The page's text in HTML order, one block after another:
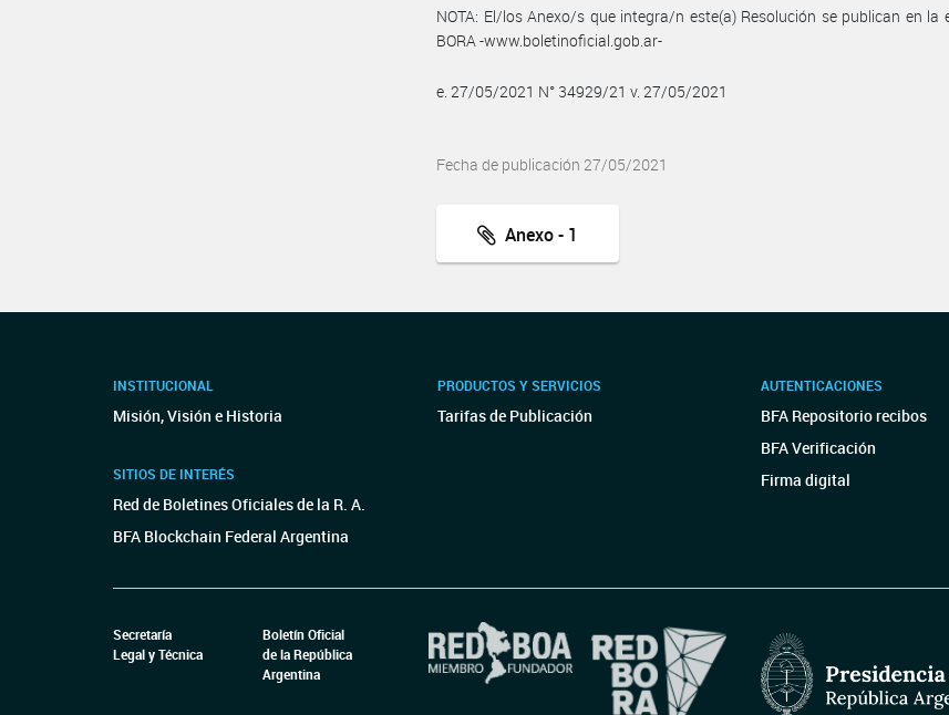
NOTA: El/los Anexo/s que integra/n este(a) Resolución se publican en la
BORA -www.boletinoficial.gob.ar-
e. 27/05/2021 N° 34929/21 v. 27/05/2021
Fecha de publicación 27/05/2021
Anexo - 1
INSTITUCIONAL
Misión, Visión e Historia
SITIOS DE INTERÉS
Red de Boletines Oficiales de la R. A.
BFA Blockchain Federal Argentina
PRODUCTOS Y SERVICIOS
Tarifas de Publicación
AUTENTICACIONES
BFA Repositorio recibos
BFA Verificación
Firma digital
Secretaría
Legal y Técnica
Boletín Oficial
de la República
Argentina